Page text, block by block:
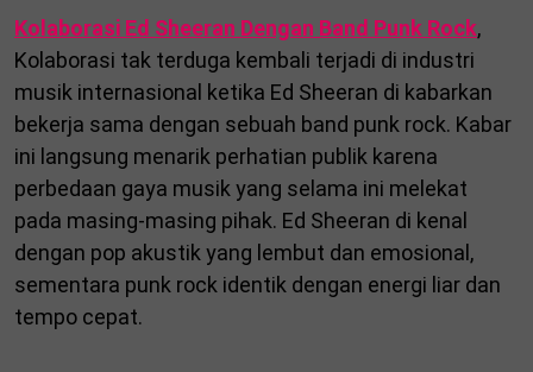
Kolaborasi Ed Sheeran Dengan Band Punk Rock,
Kolaborasi tak terduga kembali terjadi di industri
musik internasional ketika Ed Sheeran di kabarkan
bekerja sama dengan sebuah band punk rock. Kabar
ini langsung menarik perhatian publik karena
perbedaan gaya musik yang selama ini melekat
pada masing-masing pihak. Ed Sheeran di kenal
dengan pop akustik yang lembut dan emosional,
sementara punk rock identik dengan energi liar dan
tempo cepat.